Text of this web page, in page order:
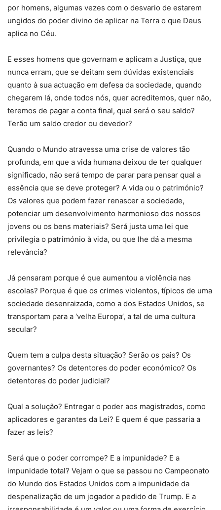
por homens, algumas vezes com o desvario de estarem
ungidos do poder divino de aplicar na Terra o que Deus
aplica no Céu.
E esses homens que governam e aplicam a Justiça, que
nunca erram, que se deitam sem dúvidas existenciais
quanto à sua actuação em defesa da sociedade, quando
chegarem lá, onde todos nós, quer acreditemos, quer não,
teremos de pagar a conta final, qual será o seu saldo?
Terão um saldo credor ou devedor?
Quando o Mundo atravessa uma crise de valores tão
profunda, em que a vida humana deixou de ter qualquer
significado, não será tempo de parar para pensar qual a
essência que se deve proteger? A vida ou o património?
Os valores que podem fazer renascer a sociedade,
potenciar um desenvolvimento harmonioso dos nossos
jovens ou os bens materiais? Será justa uma lei que
privilegia o património à vida, ou que lhe dá a mesma
relevância?
Já pensaram porque é que aumentou a violência nas
escolas? Porque é que os crimes violentos, típicos de uma
sociedade desenraizada, como a dos Estados Unidos, se
transportam para a ‘velha Europa’, a tal de uma cultura
secular?
Quem tem a culpa desta situação? Serão os pais? Os
governantes? Os detentores do poder económico? Os
detentores do poder judicial?
Qual a solução? Entregar o poder aos magistrados, como
aplicadores e garantes da Lei? E quem é que passaria a
fazer as leis?
Será que o poder corrompe? E a impunidade? E a
impunidade total? Vejam o que se passou no Campeonato
do Mundo dos Estados Unidos com a impunidade da
despenalização de um jogador a pedido de Trump. E a